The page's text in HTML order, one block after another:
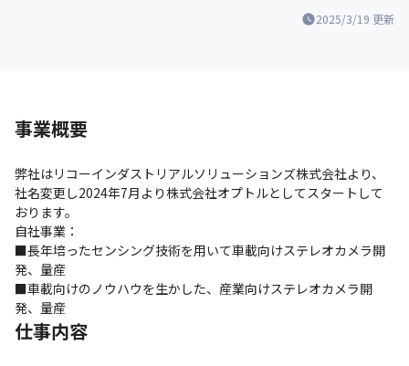
2025/3/19 更新
事業概要
弊社はリコーインダストリアルソリューションズ株式会社より、
社名変更し2024年7月より株式会社オプトルとしてスタートして
おります。
自社事業：
■長年培ったセンシング技術を用いて車載向けステレオカメラ開
発、量産
■車載向けのノウハウを生かした、産業向けステレオカメラ開
発、量産
仕事内容